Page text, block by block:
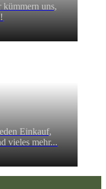
uns,
Einkauf,
vieles mehr...